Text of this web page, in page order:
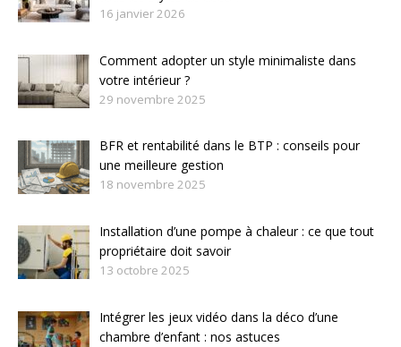
16 janvier 2026
Comment adopter un style minimaliste dans
votre intérieur ?
29 novembre 2025
BFR et rentabilité dans le BTP : conseils pour
une meilleure gestion
18 novembre 2025
Installation d’une pompe à chaleur : ce que tout
propriétaire doit savoir
13 octobre 2025
Intégrer les jeux vidéo dans la déco d’une
chambre d’enfant : nos astuces